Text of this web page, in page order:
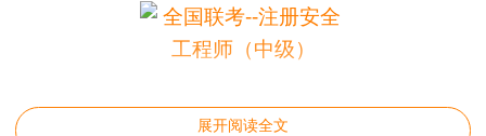
展开阅读全文